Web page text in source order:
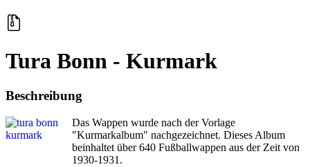
Tura Bonn - Kurmark
Beschreibung
Das Wappen wurde nach der Vorlage
"Kurmarkalbum" nachgezeichnet. Dieses Album
beinhaltet über 640 Fußballwappen aus der Zeit von
1930-1931.